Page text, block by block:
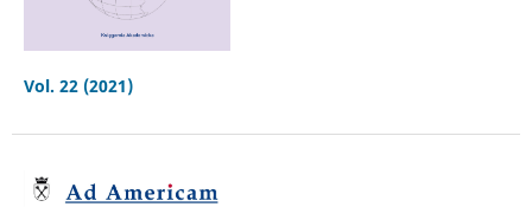
Vol. 22 (2021)